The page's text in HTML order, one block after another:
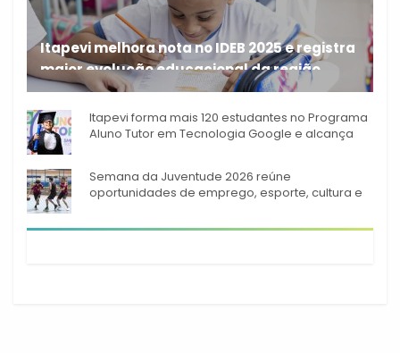
Itapevi melhora nota no IDEB 2025 e registra
maior evolução educacional da região
A rede municipal de ensino
Itapevi forma mais 120 estudantes no Programa
Aluno Tutor em Tecnologia Google e alcança
Semana da Juventude 2026 reúne
oportunidades de emprego, esporte, cultura e